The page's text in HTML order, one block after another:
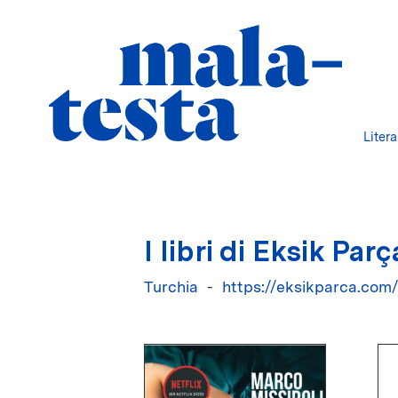
I libri di Eksik
Turchia https://eksikparca.com/